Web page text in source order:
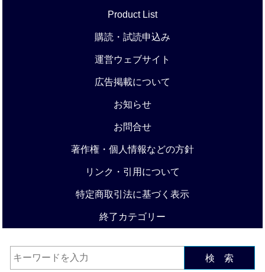
Product List
購読・試読申込み
運営ウェブサイト
広告掲載について
お知らせ
お問合せ
著作権・個人情報などの方針
リンク・引用について
特定商取引法に基づく表示
終了カテゴリー
検 索